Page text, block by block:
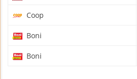
Coop
Boni
Boni